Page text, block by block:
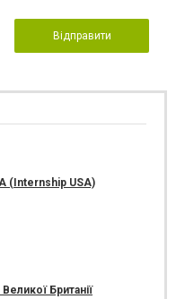
Відправити
(Internship USA)
Британії